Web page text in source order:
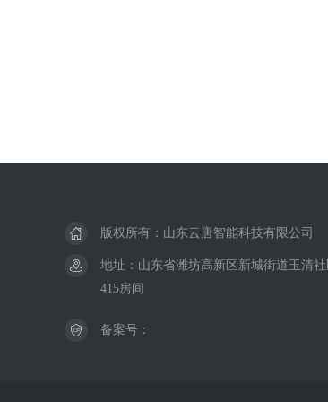
版权所有：山东云唐智能科技有限公司
地址：山东省潍坊高新区新城街道玉清
415房间
备案号：